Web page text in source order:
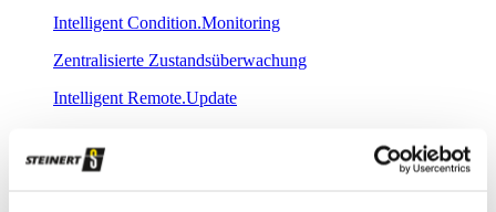
Intelligent Condition.Monitoring
Zentralisierte Zustandsüberwachung
Intelligent Remote.Update
Intelligent Plant.Commissioning